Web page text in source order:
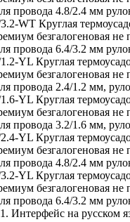
провода 4.8/2.4 мм
WT Круглая
безгалогеновая
провода 6.4/3.2 мм
YL Круглая
безгалогеновая
провода 2.4/1.2 мм,
YL Круглая
безгалогеновая
провода 3.2/1.6 мм,
YL Круглая
безгалогеновая
провода 4.8/2.4 мм
YL Круглая
безгалогеновая
провода 6.4/3.2 мм
Интерфейс на русском